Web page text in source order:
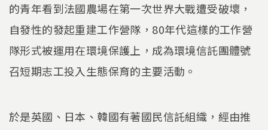
的青年看到法國農場在第一次世界大戰遭受破壞，
自發性的發起重建工作營隊，80年代這樣的工作營
隊形式被運用在環境保護上，成為環境信託團體號
召短期志工投入生態保育的主要活動。
於是英國、日本、韓國有著國民信託組織，經由推